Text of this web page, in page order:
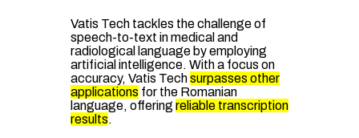
Vatis Tech tackles the challenge of
speech-to-text in medical and
radiological language by employing
artificial intelligence. With a focus on
accuracy, Vatis Techsurpasses other
applications for the Romanian
language, offering reliable transcription
results.